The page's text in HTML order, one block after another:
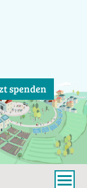
spenden